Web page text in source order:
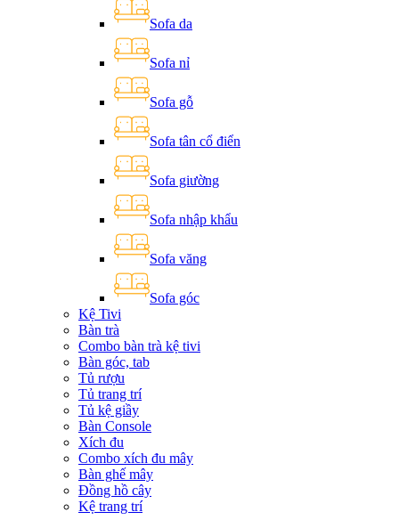
Sofa da
Sofa nỉ
Sofa gỗ
Sofa tân cổ điển
Sofa giường
Sofa nhập khẩu
Sofa văng
Sofa góc
Kệ Tivi
Bàn trà
Combo bàn trà kệ tivi
Bàn góc, tab
Tủ rượu
Tủ trang trí
Tủ kệ giầy
Bàn Console
Xích đu
Combo xích đu mây
Bàn ghế mây
Đồng hồ cây
Kệ trang trí